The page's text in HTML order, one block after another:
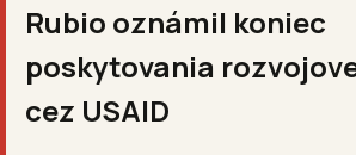
Rubio oznámil koniec
poskytovania
cez USAID